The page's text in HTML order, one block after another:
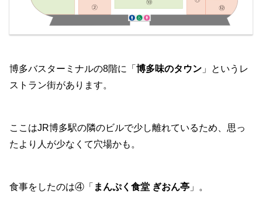
博多バスターミナルの8階に「 博多味のタウン 」というレ
ストラン街があります。
ここはJR博多駅の隣のビルで少し離れているため、思っ
たより人が少なくて穴場かも。
食事をしたのは④「 まんぷく食堂 ぎおん亭 」。